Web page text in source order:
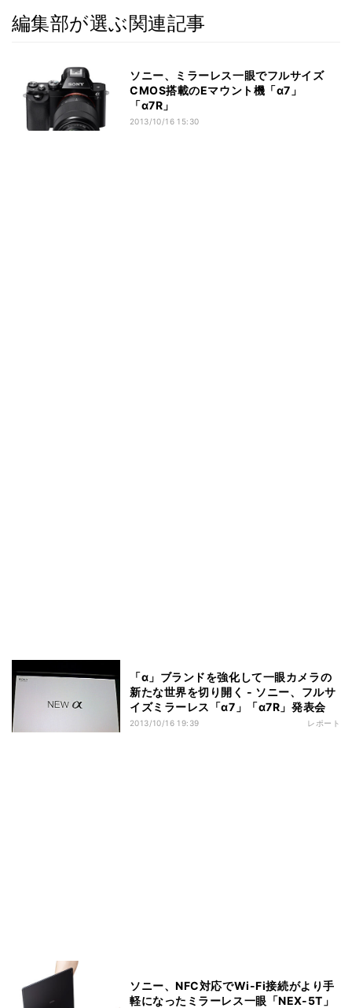
編集部が選ぶ関連記事
ソニー、ミラーレス一眼でフルサイズ
CMOS搭載のEマウント機「α7」
「α7R」
2013/10/16 15:30
「α」ブランドを強化して一眼カメラの
新たな世界を切り開く - ソニー、フルサ
イズミラーレス「α7」「α7R」発表会
2013/10/16 19:39 レポート
ソニー、NFC対応でWi-Fi接続がより手
軽になったミラーレス一眼「NEX-5T」